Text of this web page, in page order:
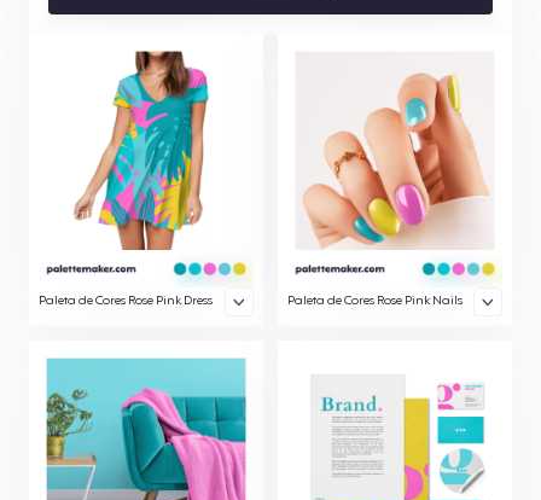
Paleta de Cores Rose Pink Dress Paleta de Cores Rose Pink Nails